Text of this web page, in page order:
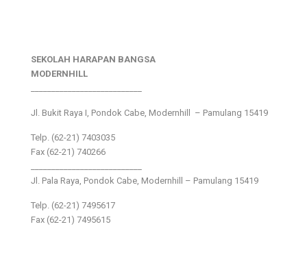
SEKOLAH HARAPAN BANGSA
MODERNHILL
Jl. Bukit Raya I, Pondok Cabe, Modernhill – Pamulang 15419
Telp. (62-21) 7403035
Fax (62-21) 740266
Jl. Pala Raya, Pondok Cabe, Modernhill – Pamulang 15419
Telp. (62-21) 7495617
Fax (62-21) 7495615